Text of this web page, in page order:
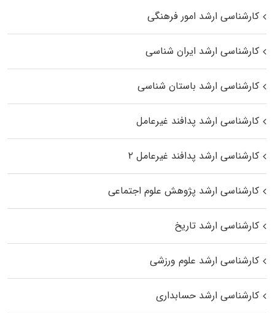
کارشناسی ارشد امور فرهنگی
کارشناسی ارشد ایران شناسی
کارشناسی ارشد باستان شناسی
کارشناسی ارشد پدافند غیرعامل
کارشناسی ارشد پدافند غیرعامل ۲
کارشناسی ارشد پژوهش علوم اجتماعی
کارشناسی ارشد تاریخ
کارشناسی ارشد علوم ورزشی
کارشناسی ارشد حسابداری